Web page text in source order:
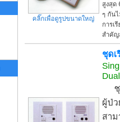
คลิ๊กเพื่อดูรูปขนาดใหญ่
สูงสุด
ๆ กัน
การเ
สำคัญ
ชุด
ชุด
ผู้ป่ว
สาม